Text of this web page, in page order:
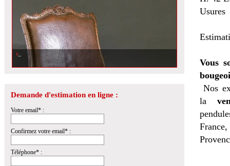
Demande d'estimation en ligne :
Votre email* :
Confirmez votre email* :
Téléphone* :
Usures
Vous
Nos
la